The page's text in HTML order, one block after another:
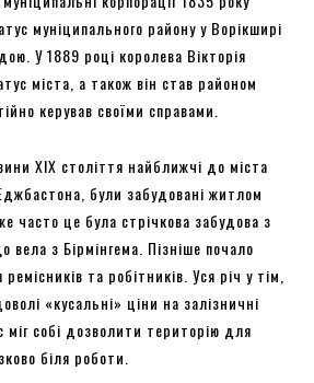
муніципального району у Ворікширі
У 1889 році королева Вікторія
міста, а також він став районом
керував своїми справами.
ХІХ століття найближчі до міста
були забудовані житлом
часто це була стрічкова забудова з
вела з Бірмінгема. Пізніше почало
та робітників. Уся річ у тім,
«кусальні» ціни на залізничні
міг собі дозволити територію для
біля роботи.